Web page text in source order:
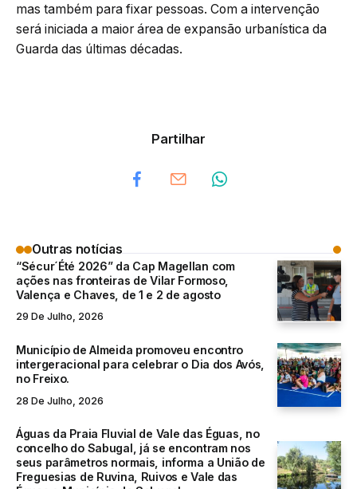
mas também para fixar pessoas. Com a intervenção
será iniciada a maior área de expansão urbanística da
Guarda das últimas décadas.
Partilhar
Outras notícias
“Sécur´Été 2026” da Cap Magellan com
ações nas fronteiras de Vilar Formoso,
Valença e Chaves, de 1 e 2 de agosto
29 De Julho, 2026
Município de Almeida promoveu encontro
intergeracional para celebrar o Dia dos Avós,
no Freixo.
28 De Julho, 2026
Águas da Praia Fluvial de Vale das Éguas, no
concelho do Sabugal, já se encontram nos
seus parâmetros normais, informa a União de
Freguesias de Ruvina, Ruivos e Vale das